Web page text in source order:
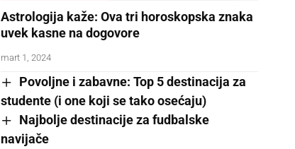
Astrologija kaže: Ova tri horoskopska znaka
uvek kasne na dogovore
mart 1, 2024
Povoljne i zabavne: Top 5 destinacija za
studente (i one koji se tako osećaju)
Najbolje destinacije za fudbalske
navijače